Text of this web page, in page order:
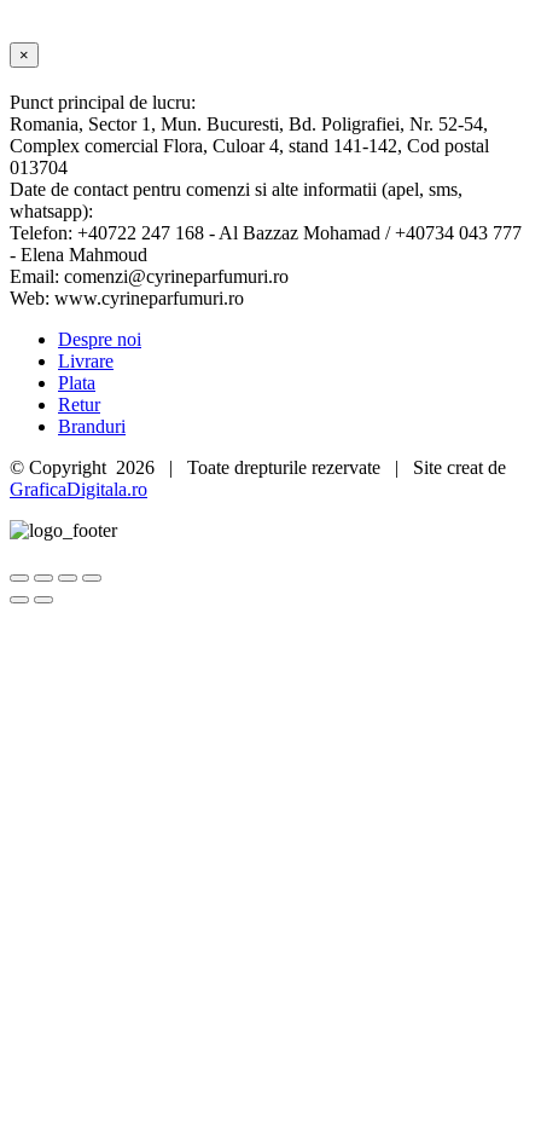
Close
product
view
×
Punct principal de lucru:
Romania, Sector 1, Mun. Bucuresti, Bd. Poligrafiei, Nr. 52-54,
Complex comercial Flora, Culoar 4, stand 141-142, Cod postal
013704
Date de contact pentru comenzi si alte informatii (apel, sms,
whatsapp):
Telefon: +40722 247 168 - Al Bazzaz Mohamad / +40734 043 777
- Elena Mahmoud
Email: comenzi@cyrineparfumuri.ro
Web: www.cyrineparfumuri.ro
Despre noi
Livrare
Plata
Retur
Branduri
© Copyright 2026 | Toate drepturile rezervate | Site creat de
GraficaDigitala.ro